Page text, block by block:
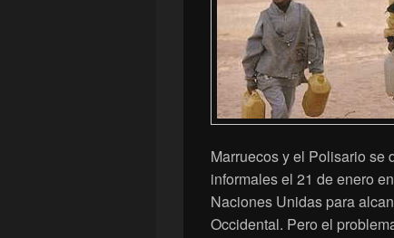
Marruecos y el Polisario se
informales el 21 de enero
Naciones Unidas para
Occidental. Pero el